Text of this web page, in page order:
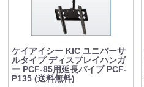
ケイアイシー KIC ユニバーサ
ルタイプ ディスプレイハンガ
ー PCF-85用延長パイプ PCF-
P135 (送料無料)